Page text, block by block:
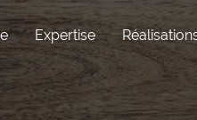
Expertise